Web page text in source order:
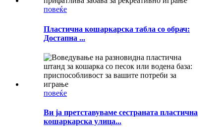
повеќе
Пластична кошаркарска табла со обрач:
Достапна ...
повеќе
Ви ја претставуваме сестраната пластична
кошаркарска улица...